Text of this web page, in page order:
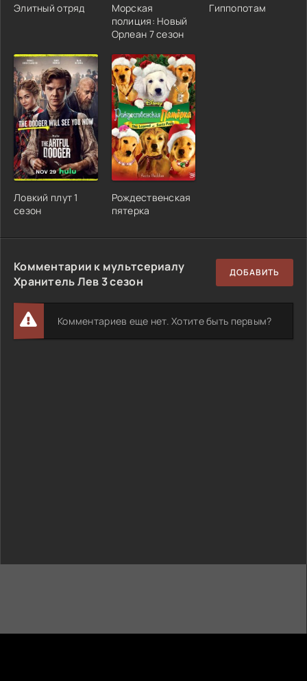
Элитный отряд
Морская
полиция: Новый
Орлеан 7 сезон
Гиппопотам
Ловкий плут 1
сезон
Рождественская
пятерка
Комментарии к мультсериалу
Хранитель Лев 3 сезон
ДОБАВИТЬ
Комментариев еще нет. Хотите быть первым?